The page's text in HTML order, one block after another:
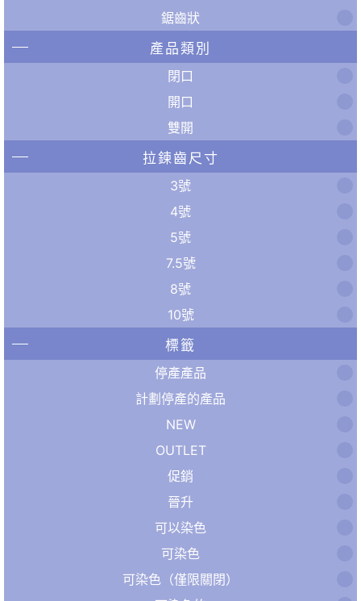
鋸齒狀
產品類別
閉口
開口
雙開
拉鍊齒尺寸
3號
4號
5號
7.5號
8號
10號
標籤
停產產品
計劃停產的產品
NEW
OUTLET
促銷
晉升
可以染色
可染色
可染色（僅限關閉）